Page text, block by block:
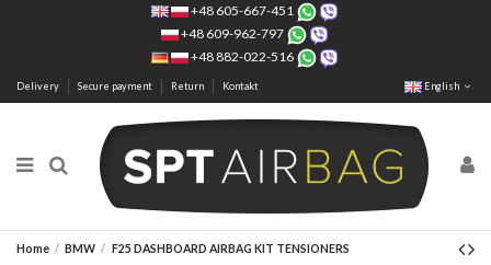
+48 605-667-451
+48 609-962-797
+48 882-022-516
Delivery Secure payment Return Kontakt English
Home BMW F25 DASHBOARD AIRBAG KIT TENSIONERS